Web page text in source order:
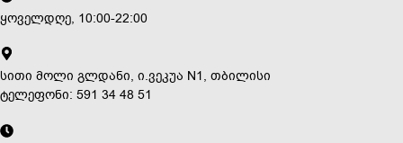
ყოველდღე, 10:00-22:00
სითი მოლი გლდანი, ი.ვეკუა N1, თბილისი
ტელეფონი: 591 34 48 51